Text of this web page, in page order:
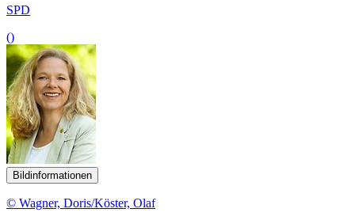
SPD
()
Bildinformationen
© Wagner, Doris/Köster, Olaf